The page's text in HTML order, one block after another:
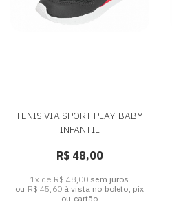
TENIS VIA SPORT PLAY BABY
INFANTIL
R$ 48,00
1x de R$ 48,00 sem juros
ou R$ 45,60à vista no boleto, pix
ou cartão